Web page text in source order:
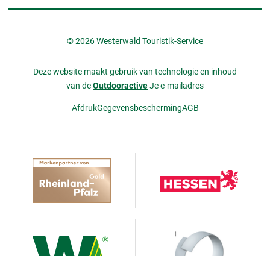
© 2026 Westerwald Touristik-Service
Deze website maakt gebruik van technologie en inhoud
van deOutdooractiveJe e-mailadres
AfdrukGegevensbeschermingAGB